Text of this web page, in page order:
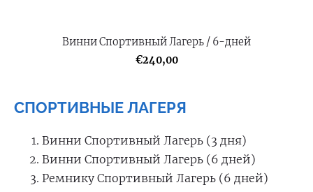
СПОРТИВНЫЕ ЛАГЕРЯ
Винни Спортивный Лагерь (3 дня)
Винни Спортивный Лагерь (6 дней)
Ремнику Спортивный Лагерь (6 дней)
Винни Спортивный Лагерь / 6-дней
€240,00